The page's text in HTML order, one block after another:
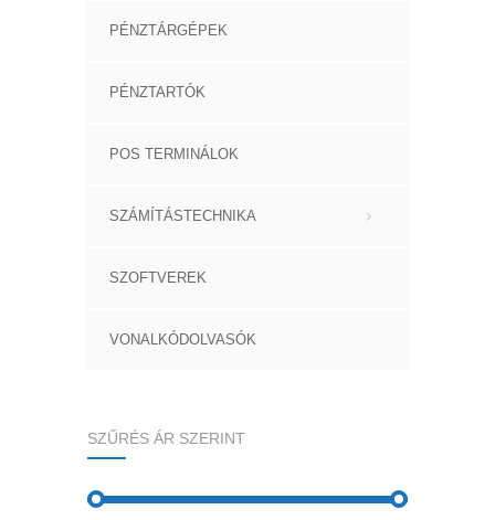
PÉNZTÁRGÉPEK
PÉNZTARTÓK
POS TERMINÁLOK
SZÁMÍTÁSTECHNIKA
SZOFTVEREK
VONALKÓDOLVASÓK
SZŰRÉS ÁR SZERINT